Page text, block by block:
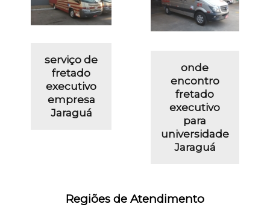
serviço de
fretado
executivo
empresa
Jaraguá
onde
encontro
fretado
executivo
para
universidade
Jaraguá
Regiões de Atendimento